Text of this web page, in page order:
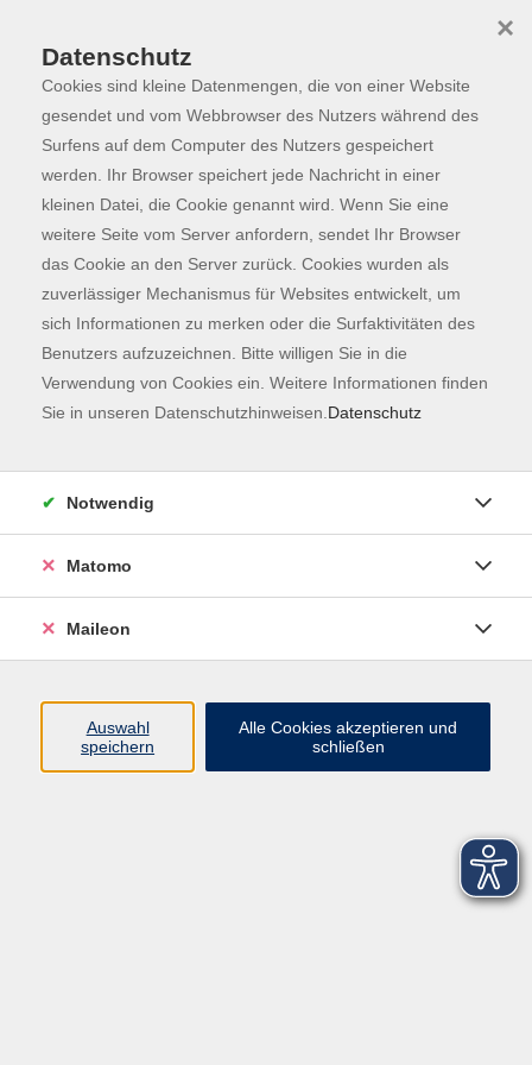
Skip to main content
Programm
Der Kurs konnte nicht gefunden werden.
Kontaktformular
Impressum
AGB
Datenschutzerklärung
Datenschutz
Cookies sind kleine Datenmengen, die von einer Website
gesendet und vom Webbrowser des Nutzers während des
Surfens auf dem Computer des Nutzers gespeichert
werden. Ihr Browser speichert jede Nachricht in einer
kleinen Datei, die Cookie genannt wird. Wenn Sie eine
weitere Seite vom Server anfordern, sendet Ihr Browser
das Cookie an den Server zurück. Cookies wurden als
zuverlässiger Mechanismus für Websites entwickelt, um
sich Informationen zu merken oder die Surfaktivitäten des
Benutzers aufzuzeichnen. Bitte willigen Sie in die
Verwendung von Cookies ein. Weitere Informationen finden
Sie in unseren Datenschutzhinweisen. Datenschutz
×
Notwendig
Matomo
Maileon
Auswahl
speichern
Alle Cookies akzeptieren und
schließen